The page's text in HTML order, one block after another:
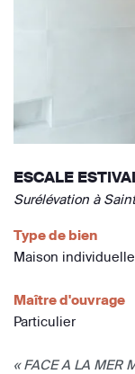
ESCALE
Surélévation à
Type de bien
Maison individuelle
Maître d'ouvrage
Particulier
« FACE A LA MER